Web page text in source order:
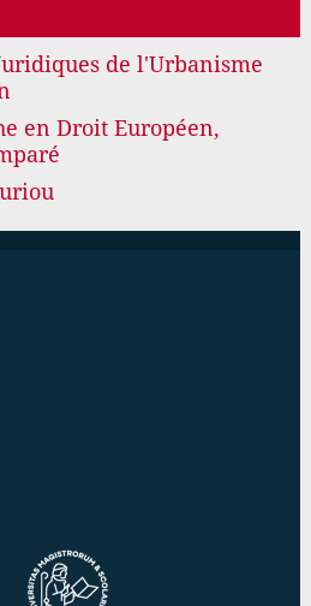
de l'Urbanisme
en Droit Européen,